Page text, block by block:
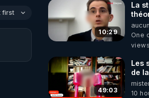
first
10:29
La
One
views
49:03
Les
de
10